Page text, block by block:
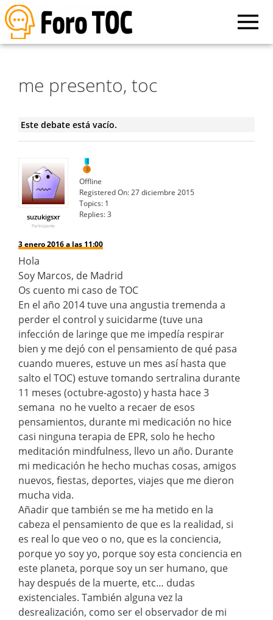
me presento, toc
Este debate está vacío.
suzukigsxr
Participante
Offline
Registered On:27 diciembre 2015
Topics: 1
Replies:3
3 enero 2016 a las 11:00
Hola
Soy Marcos, de Madrid
Os cuento mi caso de TOC
En el año 2014 tuve una angustia tremenda a
perder el control y suicidarme (tuve una
infección de laringe que me impedía respirar
bien y me dejó con el pensamiento de qué pasa
cuando mueres, estuve un mes así hasta que
salto el TOC) estuve tomando sertralina durante
11 meses (octubre-agosto) y hasta hace 3
semana no he vuelto a recaer de esos
pensamientos, durante mi medicación no hice
casi ninguna terapia de EPR, solo he hecho
meditación mindfulness, llevo un año. Durante
mi medicación he hecho muchas cosas, amigos
nuevos, fiestas, deportes, viajes que me dieron
mucha vida.
Añadir que también se me ha metido en la
cabeza el pensamiento de que es la realidad, si
es real lo que veo o no, que es la conciencia,
porque yo soy yo, porque soy esta conciencia en
este planeta, porque soy un ser humano, que
hay después de la muerte, etc… dudas
existenciales. También alguna vez la
desrealización, como ser el observador de mi